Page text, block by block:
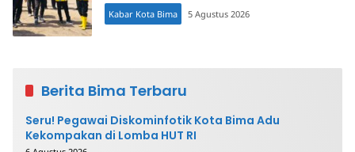
Kabar Kota Bima 5 Agustus 2026
Berita Bima Terbaru
Seru! Pegawai Diskominfotik Kota Bima Adu
Kekompakan di Lomba HUT RI